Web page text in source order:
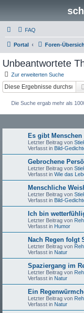
FAQ
Portal Foren-
Unbeantwortete
Zur erweiterten Suche
Die Suche ergab mehr als
Es gibt Menschen
Letzter Beitrag von
Verfasst in Bild-
Gebrochene
Letzter Beitrag von
Verfasst in Wie das
Menschliche
Letzter Beitrag von
Verfasst in Bild-
Ich bin
Letzter Beitrag von
Verfasst in Humor
Nach Regen folgt
Letzter Beitrag von
Verfasst in Natur
Spaziergang im
Letzter Beitrag von
Verfasst in Natur
Ein
Letzter Beitrag von
Verfasst in Natur